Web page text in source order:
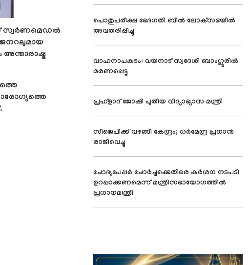
സ്വര്‍ണമെഡല്‍
ജനറലുമായ
പൊതുപരീക്ഷ ഭേദഗതി ബില്‍ ലോക്‌സഭയില്‍
അവതരിപ്പിച്ചു
വാഹനാപകടം: വയനാട് സ്വദേശി ബാംഗ്ലൂരില്‍
മരണപ്പെട്ടു
പ്രഹ്‌ളാദ്‌ ജോഷി പുതിയ വിദ്യാഭ്യാസ മന്ത്രി
സിജെപിക്ക് വഴങ്ങി കേന്ദ്രം; ധര്‍മേന്ദ്ര പ്രധാന്‍
രാജിവെച്ചു
ചോദ്യപേപ്പര്‍ ചോര്‍ച്ചക്കെതിരെ കര്‍ശന നടപടി
ഉറപ്പാക്കണമെന്ന് മന്ത്രിസഭായോഗത്തില്‍
പ്രധാനമന്ത്രി